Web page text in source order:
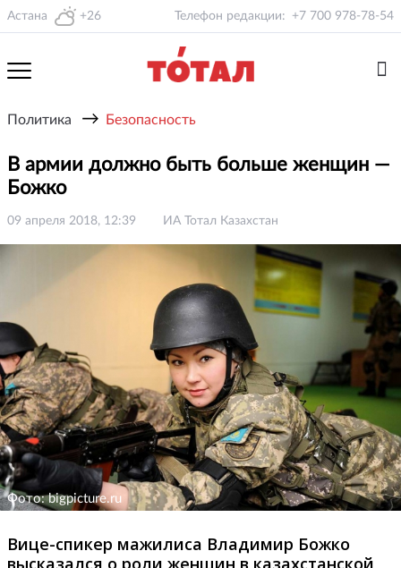
Астана +26 Телефон редакции: +7 700 978-78-54
Политика → Безопасность
В армии должно быть больше женщин —
Божко
09 апреля 2018, 12:39 ИА Тотал Казахстан
Фото: bigpicture.ru
Вице-спикер мажилиса Владимир Божко